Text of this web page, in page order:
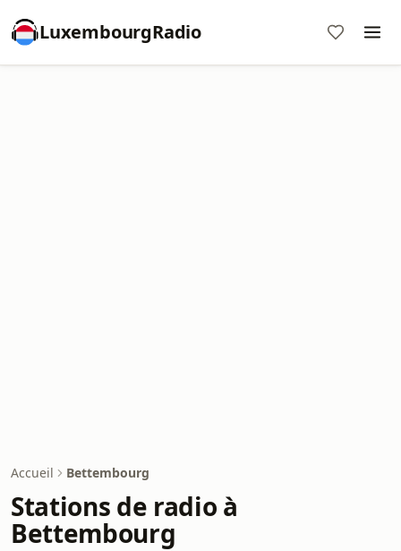
LuxembourgRadio
Accueil Bettembourg
Stations de radio à
Bettembourg